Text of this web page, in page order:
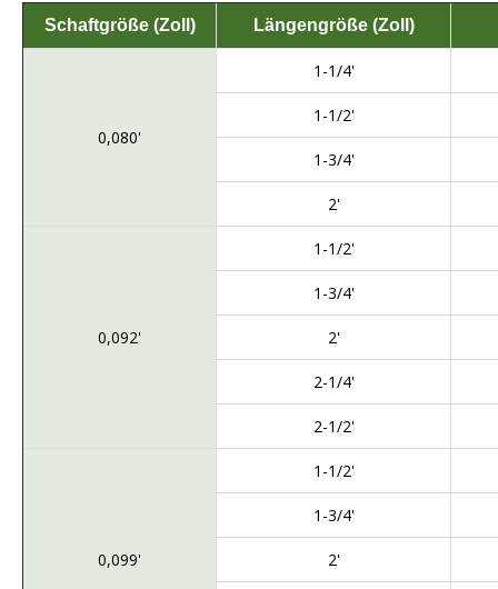
Schaftgröße (Zoll) Längengröße (Zoll)
0,080'
1-1/4'
1-1/2'
1-3/4'
2'
0,092'
1-1/2'
1-3/4'
2'
2-1/4'
2-1/2'
0,099'
1-1/2'
1-3/4'
2'